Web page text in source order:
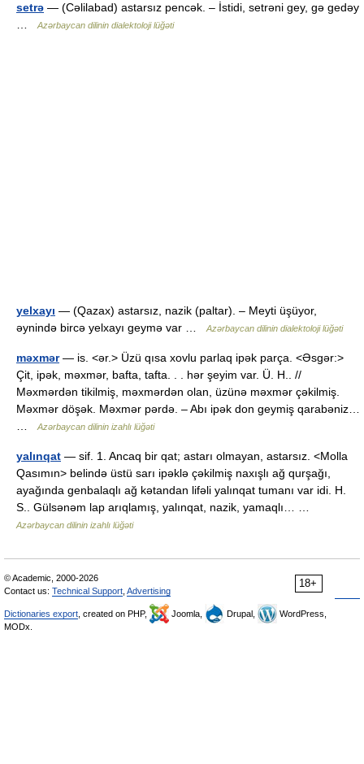
setrə — (Cəlilabad) astarsız pencək. – İstidi, setrəni gey, gə gedəy
Azərbaycan dilinin dialektoloji lüğəti
yelxayı — (Qazax) astarsız, nazik (paltar). – Meyti üşüyor,
əynində bircə yelxayı geymə var …
Azərbaycan dilinin dialektoloji lüğəti
məxmər— is. <ər.> Üzü qısa xovlu parlaq ipək parça. <Əsgər:>
Çit, ipək, məxmər, bafta, tafta. . . hər şeyim var. Ü. H.. //
Məxmərdən tikilmiş, məxmərdən olan, üzünə məxmər çəkilmiş.
Məxmər döşək. Məxmər pərdə. – Abı ipək don geymiş qarabəniz…
Azərbaycan dilinin izahlı lüğəti
yalınqat — sif. 1. Ancaq bir qat; astarı olmayan, astarsız. <Molla
Qasımın> belində üstü sarı ipəklə çəkilmiş naxışlı ağ qurşağı,
ayağında genbalaqlı ağ kətandan lifəli yalınqat tumanı var idi. H.
S.. Gülsənəm lap arıqlamış, yalınqat, nazik, yamaqlı… …
Azərbaycan dilinin izahlı lüğəti
18+
© Academic, 2000-2026
Contact us: Technical Support Advertising
Dictionaries export , created on PHP, Joomla, Drupal,
WordPress,
MODx.